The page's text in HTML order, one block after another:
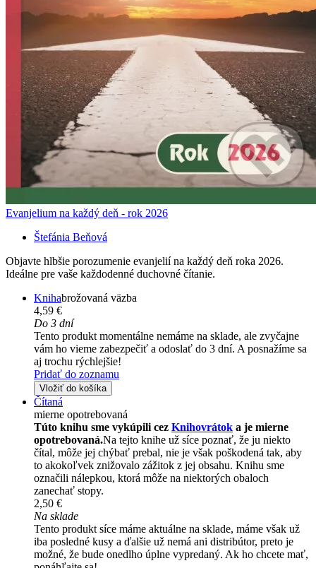
Evanjelium na každý deň - rok 2026
Štefánia Beňová
Objavte hlbšie porozumenie evanjelií na každý deň roka 2026.
Ideálne pre vaše každodenné duchovné čítanie.
Knihabrožovaná väzba
4,59 €
Do 3 dní
Tento produkt momentálne nemáme na sklade, ale zvyčajne
vám ho vieme zabezpečiť a odoslať do 3 dní. A posnažíme sa
aj trochu rýchlejšie!
Pridať do zoznamu
Vložiť do košíka
Čítaná
mierne opotrebovaná
Túto knihu sme vykúpili cez Knihovrátok a je mierne
opotrebovaná.Na tejto knihe už síce poznať, že ju niekto
čítal, môže jej chýbať prebal, nie je však poškodená tak, aby
to akokoľvek znižovalo zážitok z jej obsahu. Knihu sme
označili nálepkou, ktorá môže na niektorých obaloch
zanechať stopy.
2,50 €
Na sklade
Tento produkt síce máme aktuálne na sklade, máme však už
iba posledné kusy a ďalšie už nemá ani distribútor, preto je
možné, že bude onedlho úplne vypredaný. Ak ho chcete mať,